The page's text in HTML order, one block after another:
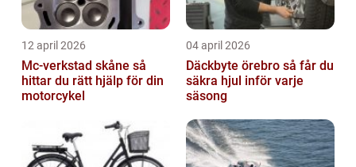
12 april 2026
Mc-verkstad skåne så
hittar du rätt hjälp för din
motorcykel
04 april 2026
Däckbyte örebro så får du
säkra hjul inför varje
säsong